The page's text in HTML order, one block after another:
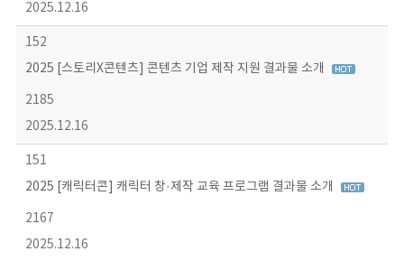
2025.12.16
152
2025 [스토리X콘텐츠] 콘텐츠 기업 제작 지원 결과물 소개
2185
2025.12.16
151
2025 [캐릭터콘] 캐릭터 창·제작 교육 프로그램 결과물 소개
2167
2025.12.16